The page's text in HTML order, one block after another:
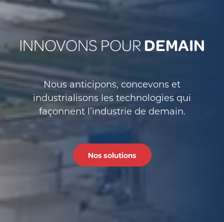
INNOVONS POUR DEMAIN
Nous anticipons, concevons et
industrialisons les technologies qui
façonnent l’industrie de demain.
Nos solutions